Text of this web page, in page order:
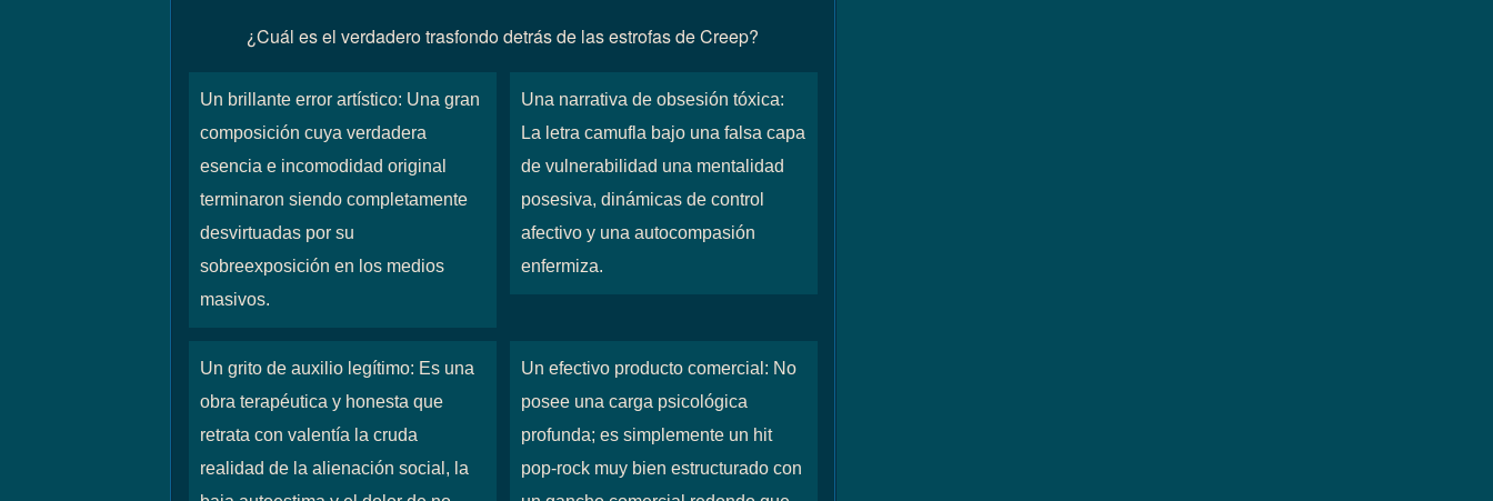
¿Cuál es el verdadero trasfondo detrás de las estrofas de Creep?
Un brillante error artístico: Una gran
composición cuya verdadera
esencia e incomodidad original
terminaron siendo completamente
desvirtuadas por su
sobreexposición en los medios
masivos.
Una narrativa de obsesión tóxica:
La letra camufla bajo una falsa capa
de vulnerabilidad una mentalidad
posesiva, dinámicas de control
afectivo y una autocompasión
enfermiza.
Un grito de auxilio legítimo: Es una
obra terapéutica y honesta que
retrata con valentía la cruda
realidad de la alienación social, la
Un efectivo producto comercial: No
posee una carga psicológica
profunda; es simplemente un hit
pop-rock muy bien estructurado con